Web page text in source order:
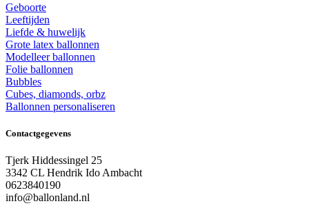
Geboorte
Leeftijden
Liefde & huwelijk
Grote latex ballonnen
Modelleer ballonnen
Folie ballonnen
Bubbles
Cubes, diamonds, orbz
Ballonnen personaliseren
Contactgegevens
Tjerk Hiddessingel 25
3342 CL Hendrik Ido Ambacht
0623840190
info@ballonland.nl